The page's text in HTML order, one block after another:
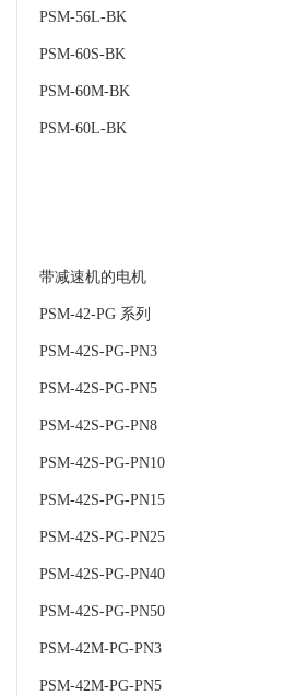
PSM-56L-BK
PSM-60S-BK
PSM-60M-BK
PSM-60L-BK
带减速机的电机
PSM-42-PG 系列
PSM-42S-PG-PN3
PSM-42S-PG-PN5
PSM-42S-PG-PN8
PSM-42S-PG-PN10
PSM-42S-PG-PN15
PSM-42S-PG-PN25
PSM-42S-PG-PN40
PSM-42S-PG-PN50
PSM-42M-PG-PN3
PSM-42M-PG-PN5